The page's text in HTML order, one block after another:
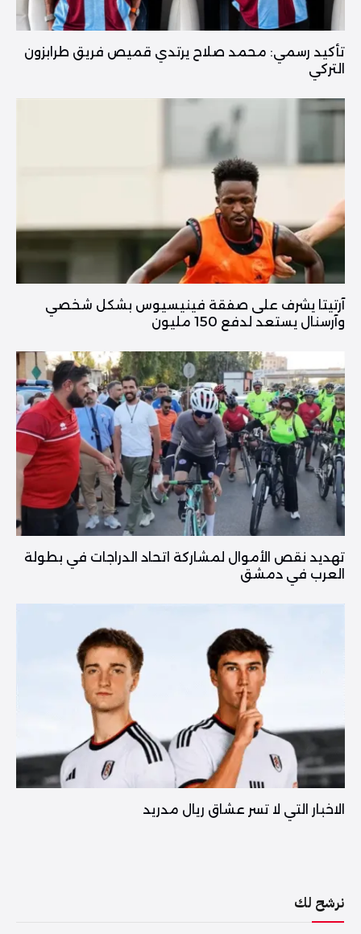
تأكيد رسمي: محمد صلاح يرتدي قميص فريق طرابزون
التركي
آرتيتا يشرف على صفقة فينيسيوس بشكل شخصي
وآرسنال يستعد لدفع 150 مليون
تهديد نقص الأموال لمشاركة اتحاد الدراجات في بطولة
العرب في دمشق
الاخبار التي لا تسر عشاق ريال مدريد
نرشح لك